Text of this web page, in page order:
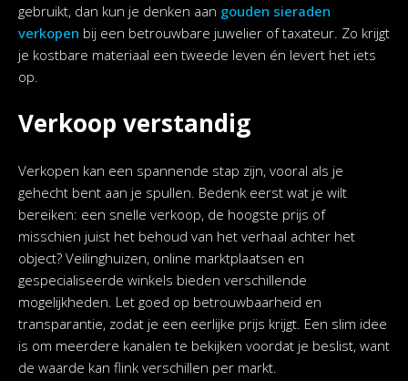
gebruikt, dan kun je denken aan gouden sieraden
verkopen bij een betrouwbare juwelier of taxateur. Zo krijgt
je kostbare materiaal een tweede leven én levert het iets
op.
Verkoop verstandig
Verkopen kan een spannende stap zijn, vooral als je
gehecht bent aan je spullen. Bedenk eerst wat je wilt
bereiken: een snelle verkoop, de hoogste prijs of
misschien juist het behoud van het verhaal achter het
object? Veilinghuizen, online marktplaatsen en
gespecialiseerde winkels bieden verschillende
mogelijkheden. Let goed op betrouwbaarheid en
transparantie, zodat je een eerlijke prijs krijgt. Een slim idee
is om meerdere kanalen te bekijken voordat je beslist, want
de waarde kan flink verschillen per markt.